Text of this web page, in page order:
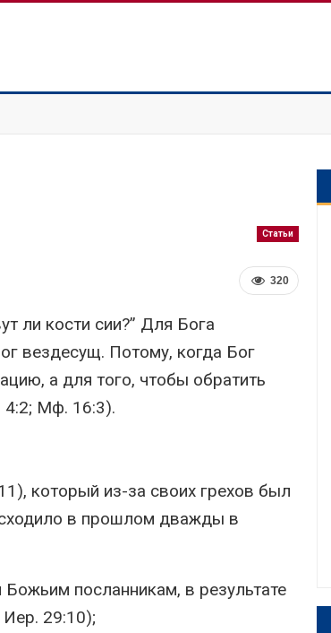
Статьи
320
ли кости сии?” Для Бога
вездесущ. Потому, когда Бог
а для того, чтобы обратить
4:2; Мф. 16:3).
который из-за своих грехов был
в прошлом дважды в
посланникам, в результате
Иер. 29:10);